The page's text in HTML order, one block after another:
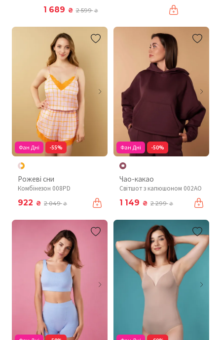
1 689 ₴ 2 599₴
Фан Дні -55%
Рожеві сни
Комбінезон 008PD
922 ₴ 2 049₴
Фан Дні -50%
Чао-какао
Світшот з капюшоном 002AO
1 149 ₴ 2 299₴